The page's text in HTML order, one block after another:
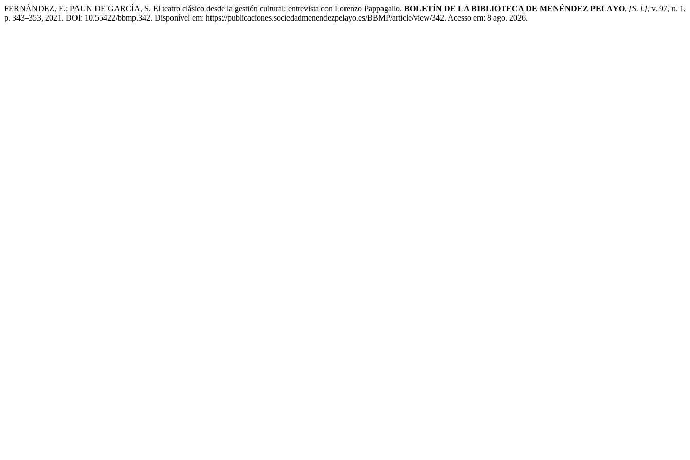
FERNÁNDEZ, E.; PAUN DE GARCÍA, S. El teatro clásico desde la gestión cultural: entrevista con Lorenzo Pappagallo. BOLETÍN DE LA BIBLIOTECA DE MENÉNDEZ PELAYO, [S. l.], v. 97, n. 1,
p. 343–353, 2021. DOI: 10.55422/bbmp.342. Disponível em: https://publicaciones.sociedadmenendezpelayo.es/BBMP/article/view/342. Acesso em: 8 ago. 2026.